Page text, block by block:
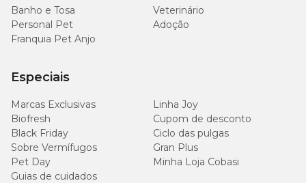
Banho e Tosa
Veterinário
Personal Pet
Adoção
Franquia Pet Anjo
Especiais
Marcas Exclusivas
Linha Joy
Biofresh
Cupom de desconto
Black Friday
Ciclo das pulgas
Sobre Vermífugos
Gran Plus
Pet Day
Minha Loja Cobasi
Guias de cuidados